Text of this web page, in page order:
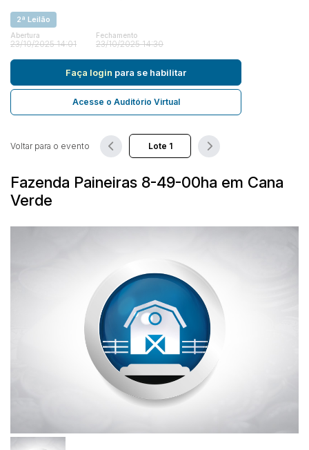
2ª Leilão
Abertura
23/10/2025 14:01
Fechamento
23/10/2025 14:30
Faça login para se habilitar
Acesse o Auditório Virtual
Fazenda Paineiras 8-49-00ha em Cana
Verde
Voltar para o evento